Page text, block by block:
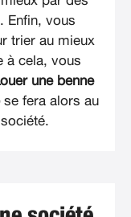
Enfin, vous
trier au mieux
à cela, vous
une benne
se fera alors au